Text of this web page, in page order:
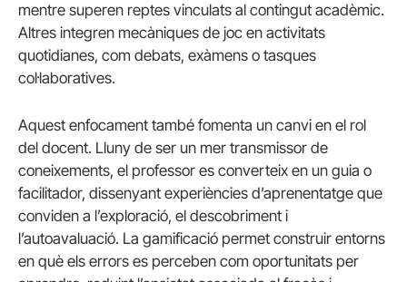
mentre superen reptes vinculats al contingut acadèmic.
Altres integren mecàniques de joc en activitats
quotidianes, com debats, exàmens o tasques
col·laboratives.
Aquest enfocament també fomenta un canvi en el rol
del docent. Lluny de ser un mer transmissor de
coneixements, el professor es converteix en un guia o
facilitador, dissenyant experiències d’aprenentatge que
conviden a l’exploració, el descobriment i
l’autoavaluació. La gamificació permet construir entorns
en què els errors es perceben com oportunitats per